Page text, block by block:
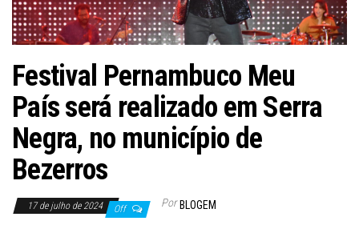
Festival Pernambuco Meu
País será realizado em Serra
Negra, no município de
Bezerros
17 de julho de 2024 Off Por BLOGEM